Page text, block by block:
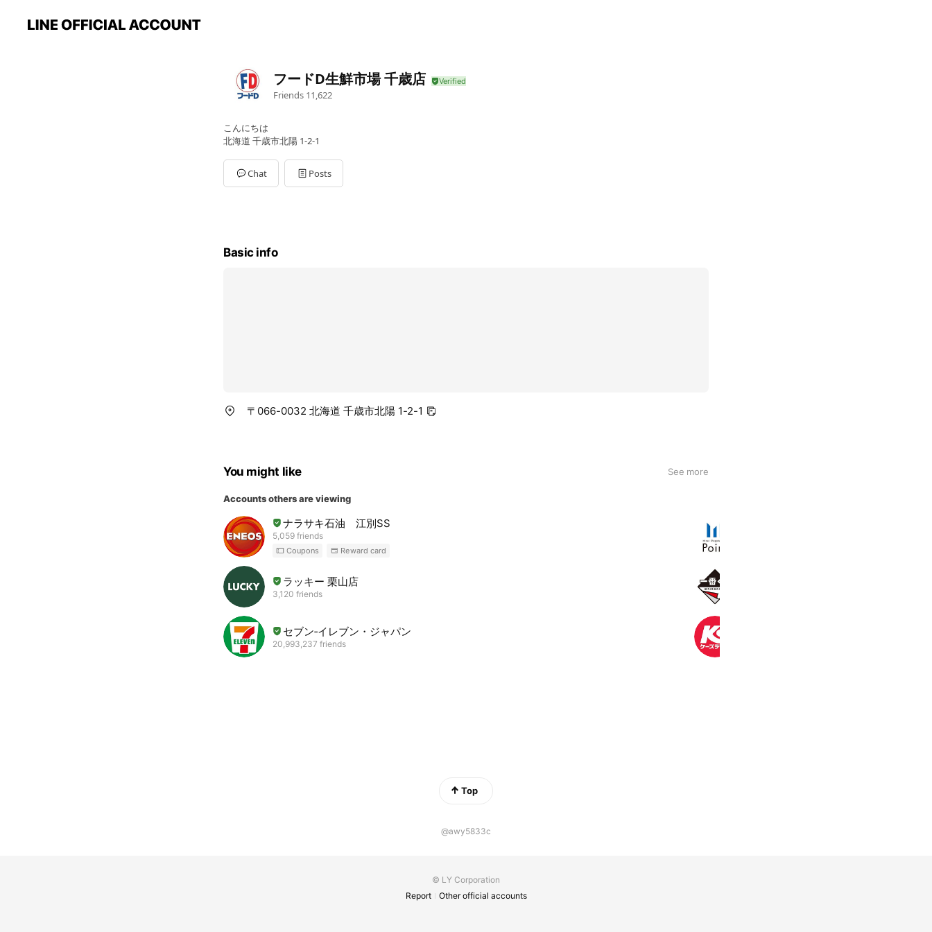
フードD生鮮市場 千歳店
Friends 11,622
こんにちは
北海道 千歳市北陽 1-2-1
Chat Posts
Basic info
〒066-0032 北海道 千歳市北陽 1-2-1
You might like See more
Accounts others are viewing
ナラサキ石油 江別SS
5,059 friends
Coupons Reward card
ラッキー 栗山店
3,120 friends
セブン‐イレブン・ジャパン
20,993,237 friends
Top
@awy5833c
© LY Corporation
Report
Other official accounts